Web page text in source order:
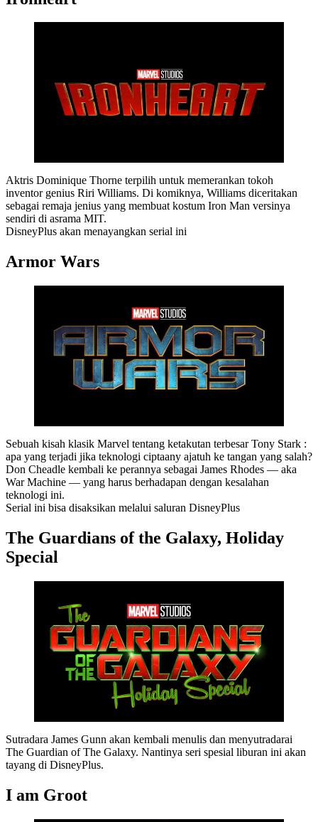
Aktris Dominique Thorne terpilih untuk memerankan tokoh
inventor genius Riri Williams. Di komiknya, Williams diceritakan
sebagai remaja jenius yang membuat kostum Iron Man versinya
sendiri di asrama MIT.
DisneyPlus akan menayangkan serial ini
Armor Wars
Sebuah kisah klasik Marvel tentang ketakutan terbesar Tony Stark :
apa yang terjadi jika teknologi ciptaany ajatuh ke tangan yang salah?
Don Cheadle kembali ke perannya sebagai James Rhodes — aka
War Machine — yang harus berhadapan dengan kesalahan
teknologi ini.
Serial ini bisa disaksikan melalui saluran DisneyPlus
The Guardians of the Galaxy, Holiday
Special
Sutradara James Gunn akan kembali menulis dan menyutradarai
The Guardian of The Galaxy. Nantinya seri spesial liburan ini akan
tayang di DisneyPlus.
I am Groot